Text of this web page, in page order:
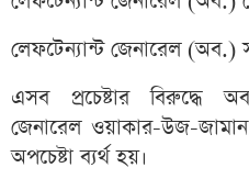
লেফটেন্যান্ট জেনারেল
এসব প্রচেষ্টার বিরুদ্ধে
জেনারেল ওয়াকার-উজ-
অপচেষ্টা ব্যর্থ হয়।